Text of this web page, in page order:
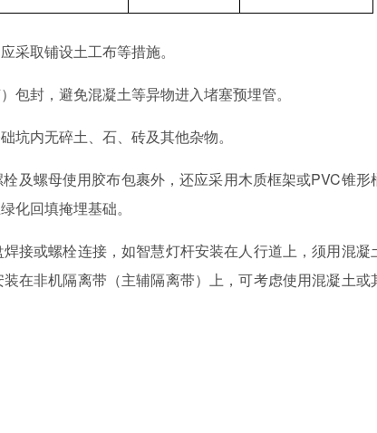
采取铺设土工布等措施。
包封，避免混凝土等异物进入堵塞预埋管。
坑内无碎土、石、砖及其他杂物。
及螺母使用胶布包裹外，还应采用木质框架或PVC锥形
化回填掩埋基础。
接或螺栓连接，如智慧灯杆安装在人行道上，须用混凝
在非机隔离带（主辅隔离带）上，可考虑使用混凝土或